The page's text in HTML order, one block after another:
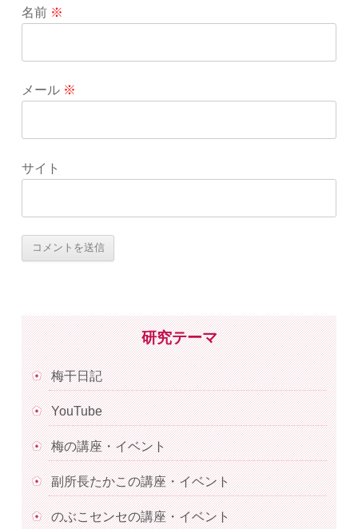
名前 ※
メール ※
サイト
研究テーマ
梅干日記
YouTube
梅の講座・イベント
副所長たかこの講座・イベント
のぶこセンセの講座・イベント